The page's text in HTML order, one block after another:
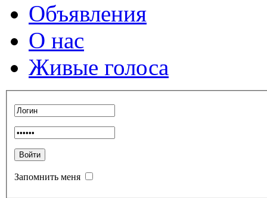
Объявления
О нас
Живые голоса
Запомнить меня